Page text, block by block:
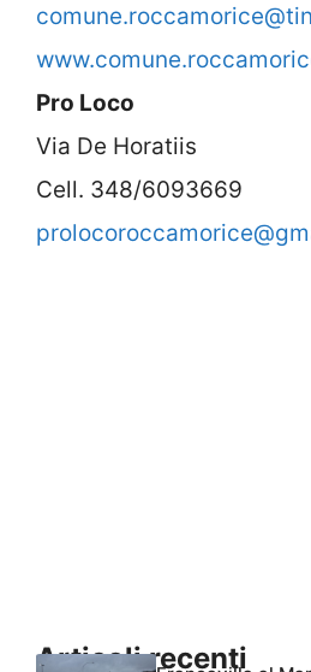
Pro Loco
Via De Horatiis
Cell. 348/6093669
Articoli recenti